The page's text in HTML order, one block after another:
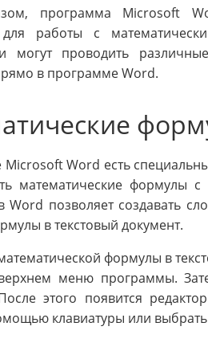
программа Microsoft
для работы с
могут проводить
в программе Word.
Word есть
математические
Word позволяет создавать
в текстовый документ.
формулы в
меню программы.
этого появится
клавиатуры или